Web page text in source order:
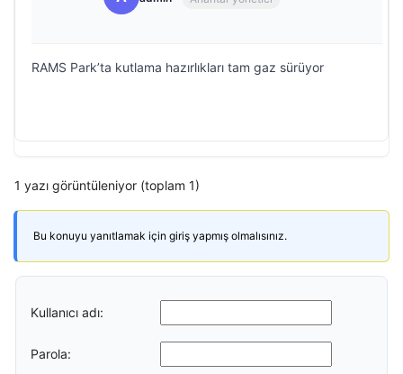
RAMS Park’ta kutlama hazırlıkları tam gaz sürüyor
1 yazı görüntüleniyor (toplam 1)
Bu konuyu yanıtlamak için giriş yapmış olmalısınız.
Kullanıcı adı:
Parola: